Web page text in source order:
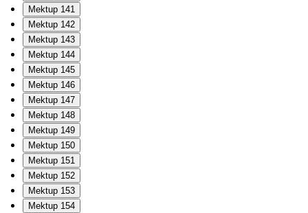
Mektup 141
Mektup 142
Mektup 143
Mektup 144
Mektup 145
Mektup 146
Mektup 147
Mektup 148
Mektup 149
Mektup 150
Mektup 151
Mektup 152
Mektup 153
Mektup 154